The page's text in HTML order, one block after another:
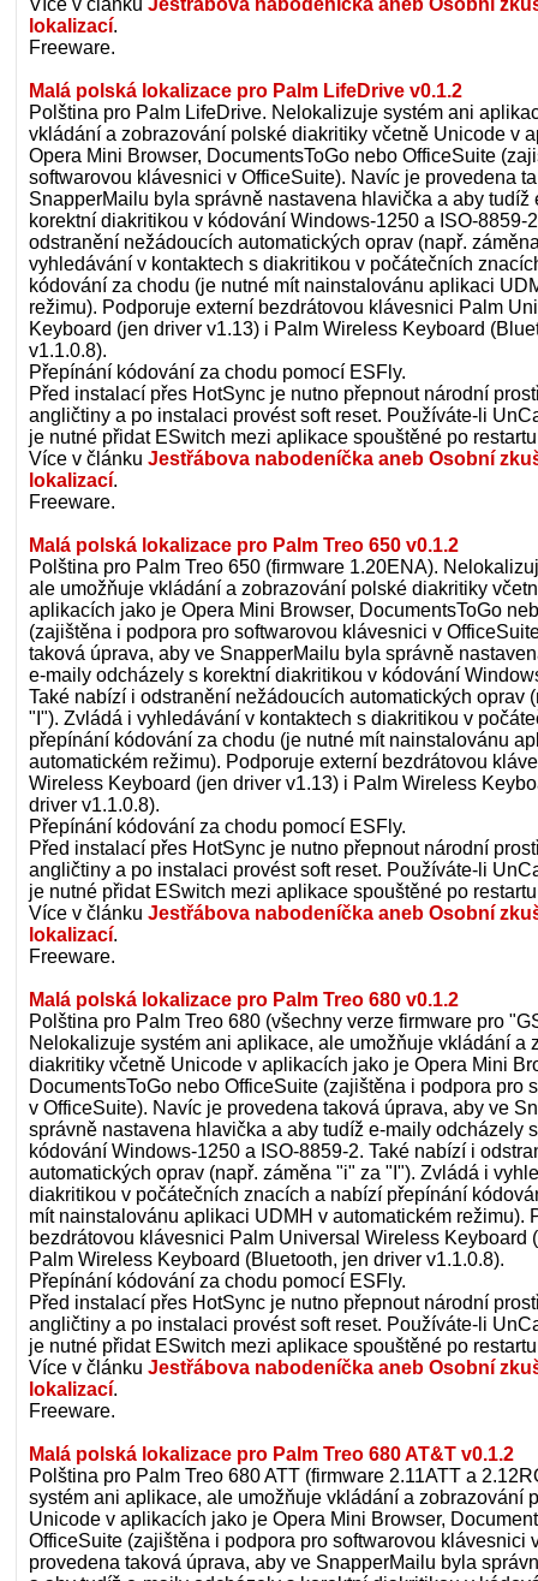
Více v článku Jestřábova nabodeníčka aneb Osobní
lokalizací.
Freeware.
Malá polská lokalizace pro Palm LifeDrive v0.1.2
Polština pro Palm LifeDrive. Nelokalizuje systém ani
vkládání a zobrazování polské diakritiky včetně Unicode v
Opera Mini Browser, DocumentsToGo nebo OfficeSuite
softwarovou klávesnici v OfficeSuite). Navíc je provedena
SnapperMailu byla správně nastavena hlavička a aby tudíž
korektní diakritikou v kódování Windows-1250 a ISO-8859-
odstranění nežádoucích automatických oprav (např.
vyhledávání v kontaktech s diakritikou v počátečních
kódování za chodu (je nutné mít nainstalovánu aplikaci
režimu). Podporuje externí bezdrátovou klávesnici Palm
Keyboard (jen driver v1.13) i Palm Wireless Keyboard
v1.1.0.8).
Přepínání kódování za chodu pomocí ESFly.
Před instalací přes HotSync je nutno přepnout národní
angličtiny a po instalaci provést soft reset. Používáte-li
je nutné přidat ESwitch mezi aplikace spouštěné po
Více v článku Jestřábova nabodeníčka aneb Osobní
lokalizací.
Freeware.
Malá polská lokalizace pro Palm Treo 650 v0.1.2
Polština pro Palm Treo 650 (firmware 1.20ENA).
ale umožňuje vkládání a zobrazování polské diakritiky
aplikacích jako je Opera Mini Browser, DocumentsToGo
(zajištěna i podpora pro softwarovou klávesnici v
taková úprava, aby ve SnapperMailu byla správně
e-maily odcházely s korektní diakritikou v kódování
Také nabízí i odstranění nežádoucích automatických oprav
"I"). Zvládá i vyhledávání v kontaktech s diakritikou v
přepínání kódování za chodu (je nutné mít nainstalovánu
automatickém režimu). Podporuje externí bezdrátovou
Wireless Keyboard (jen driver v1.13) i Palm Wireless
driver v1.1.0.8).
Přepínání kódování za chodu pomocí ESFly.
Před instalací přes HotSync je nutno přepnout národní
angličtiny a po instalaci provést soft reset. Používáte-li
je nutné přidat ESwitch mezi aplikace spouštěné po
Více v článku Jestřábova nabodeníčka aneb Osobní
lokalizací.
Freeware.
Malá polská lokalizace pro Palm Treo 680 v0.1.2
Polština pro Palm Treo 680 (všechny verze firmware pro
Nelokalizuje systém ani aplikace, ale umožňuje vkládání a
diakritiky včetně Unicode v aplikacích jako je Opera Mini
DocumentsToGo nebo OfficeSuite (zajištěna i podpora pro
v OfficeSuite). Navíc je provedena taková úprava, aby ve
správně nastavena hlavička a aby tudíž e-maily odcházely
kódování Windows-1250 a ISO-8859-2. Také nabízí i
automatických oprav (např. záměna "i" za "I"). Zvládá i
diakritikou v počátečních znacích a nabízí přepínání
mít nainstalovánu aplikaci UDMH v automatickém režimu).
bezdrátovou klávesnici Palm Universal Wireless Keyboard
Palm Wireless Keyboard (Bluetooth, jen driver v1.1.0.8).
Přepínání kódování za chodu pomocí ESFly.
Před instalací přes HotSync je nutno přepnout národní
angličtiny a po instalaci provést soft reset. Používáte-li
je nutné přidat ESwitch mezi aplikace spouštěné po
Více v článku Jestřábova nabodeníčka aneb Osobní
lokalizací.
Freeware.
Malá polská lokalizace pro Palm Treo 680 AT&T v0.1.2
Polština pro Palm Treo 680 ATT (firmware 2.11ATT a
systém ani aplikace, ale umožňuje vkládání a zobrazování
Unicode v aplikacích jako je Opera Mini Browser,
OfficeSuite (zajištěna i podpora pro softwarovou klávesnici
provedena taková úprava, aby ve SnapperMailu byla